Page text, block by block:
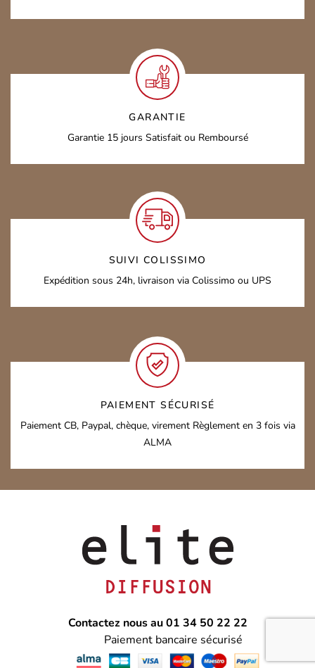
GARANTIE
Garantie 15 jours Satisfait ou Remboursé
SUIVI COLISSIMO
Expédition sous 24h, livraison via Colissimo ou UPS
PAIEMENT SÉCURISÉ
Paiement CB, Paypal, chèque, virementRèglement en 3 fois via
ALMA
Contactez nous au 01 34 50 22 22
Paiement bancaire sécurisé